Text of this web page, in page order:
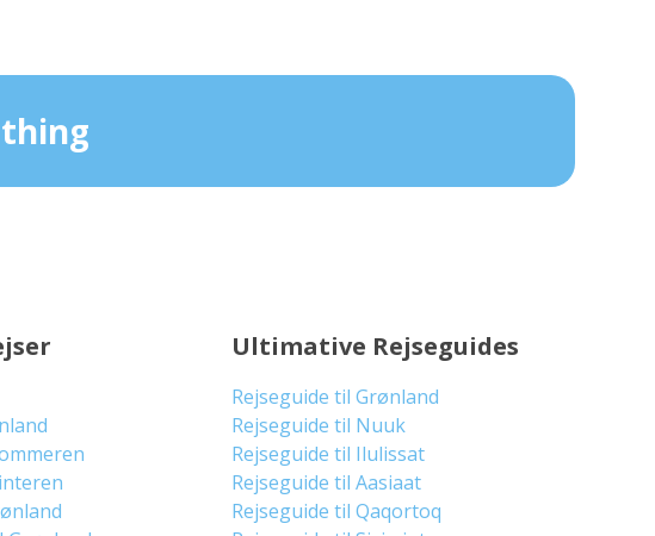
Ultimative Rejseguides
Rejseguide til Grønland
Rejseguide til Nuuk
Rejseguide til Ilulissat
Rejseguide til Aasiaat
Rejseguide til Qaqortoq